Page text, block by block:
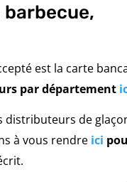
est la carte
par département
de
à vous rendre ici